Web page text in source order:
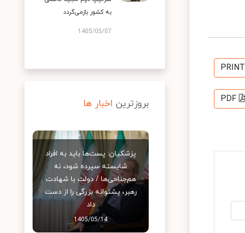
PRINT
PDF
به کشور بازمی‌گردد
1405/05/07
بروزترین اخبار ها
پزشکیان: پست‌ها باید به افراد
شایسته سپرده شود، نه
هم‌جناحی‌ها / دولت با شهادت
رهبر، پشتوانه بزرگی را از دست
داد
1405/05/14